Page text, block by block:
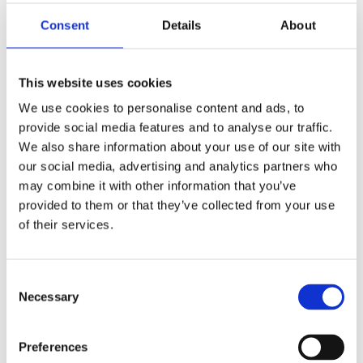
Consent Details About
This website uses cookies
We use cookies to personalise content and ads, to
provide social media features and to analyse our traffic.
We also share information about your use of our site with
our social media, advertising and analytics partners who
may combine it with other information that you’ve
provided to them or that they’ve collected from your use
of their services.
Selection
Necessary
Preferences
Mendel resirkulert notatbok
40kr
Velg alternativ